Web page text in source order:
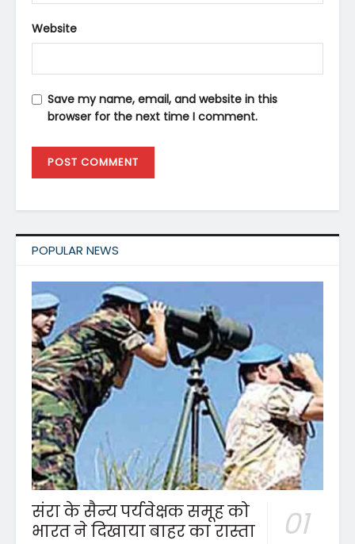
Website
Save my name, email, and website in this
browser for the next time I comment.
POPULAR NEWS
संरा के सैन्य पर्यवेक्षक समूह को
भारत ने दिखाया बाहर का रास्ता